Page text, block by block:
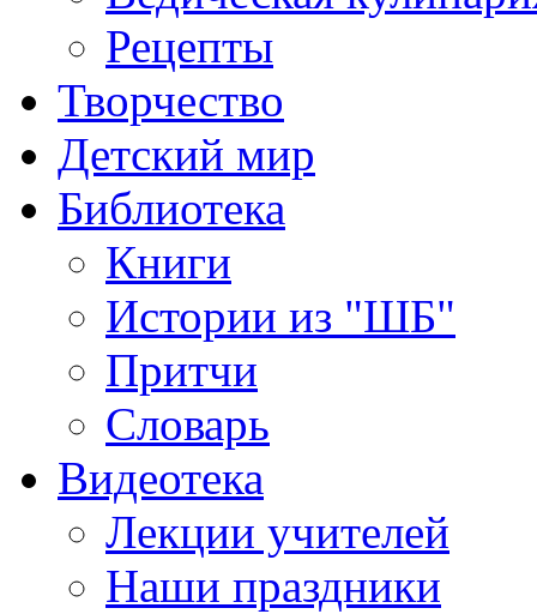
Рецепты
Творчество
Детский мир
Библиотека
Книги
Истории из "ШБ"
Притчи
Словарь
Видеотека
Лекции учителей
Наши праздники